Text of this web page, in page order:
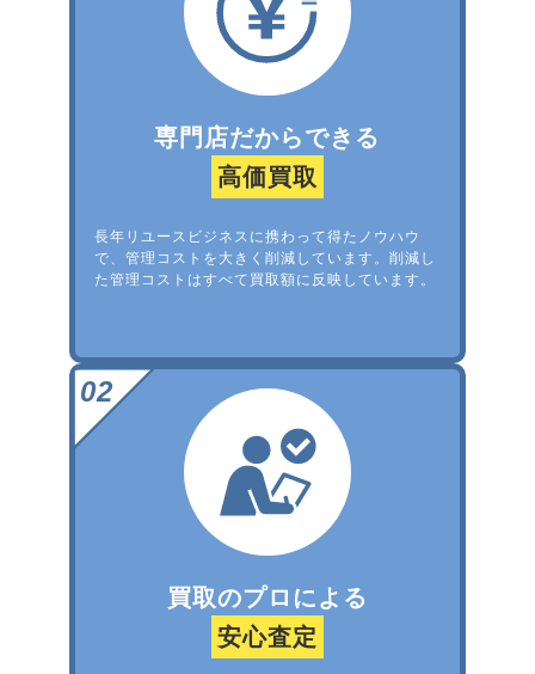
専門店だからできる
高価買取
長年リユースビジネスに携わって得たノウハウ
で、管理コストを大きく削減しています。削減し
た管理コストはすべて買取額に反映しています。
買取のプロによる
安心査定